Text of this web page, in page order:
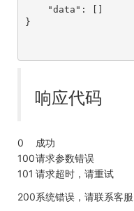
}
响应代码
0
成功
100请求参数错误
101 请求超时，请重试
200系统错误，请联系客服